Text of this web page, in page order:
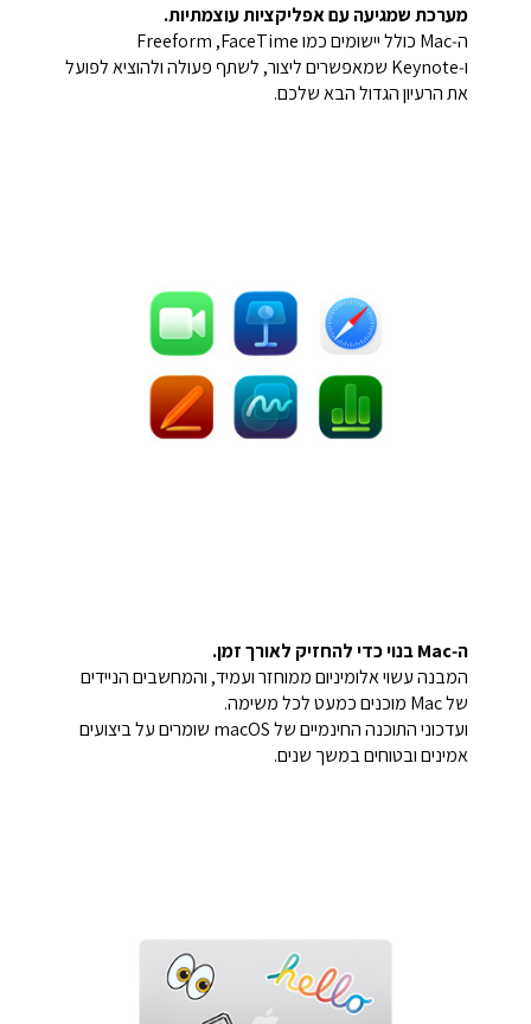
מערכת שמגיעה עם אפליקציות עוצמתיות.
ה‑Mac כולל יישומים כמו FaceTime,‏ Freeform
ו‑Keynote שמאפשרים ליצור, לשתף פעולה ולהוציא לפועל
את הרעיון הגדול הבא שלכם.
ה‑Mac בנוי כדי להחזיק לאורך זמן.
המבנה עשוי אלומיניום ממוחזר ועמיד, והמחשבים הניידים
של Mac מוכנים כמעט לכל משימה.
ועדכוני התוכנה החינמיים של macOS שומרים על ביצועים
אמינים ובטוחים במשך שנים.